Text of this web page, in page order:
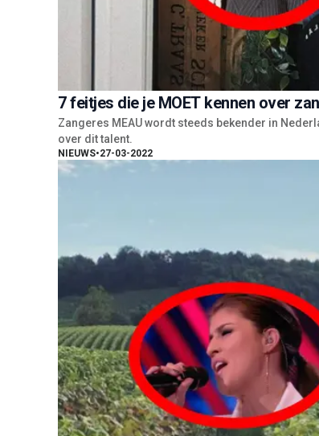
7 feitjes die je MOET kennen over
Zangeres MEAU wordt steeds bekender in
over dit talent.
NIEUWS•27-03-2022